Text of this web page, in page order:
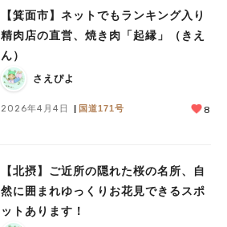
【箕面市】ネットでもランキング入り
精肉店の直営、焼き肉「起縁」（きえ
ん）
さえぴよ
2026年4月4日 国道171号 8
【北摂】ご近所の隠れた桜の名所、自
然に囲まれゆっくりお花見できるスポ
ットあります！